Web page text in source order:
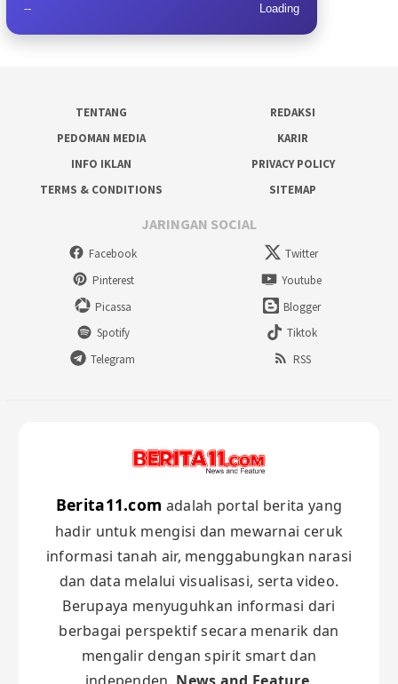
-- Loading
TENTANG
REDAKSI
PEDOMAN MEDIA
KARIR
INFO IKLAN
PRIVACY POLICY
TERMS & CONDITIONS
SITEMAP
JARINGAN SOCIAL
Facebook
Twitter
Pinterest
Youtube
Picassa
Blogger
Spotify
Tiktok
Telegram
RSS
Berita11.com adalah portal berita yang
hadir untuk mengisi dan mewarnai ceruk
informasi tanah air, menggabungkan narasi
dan data melalui visualisasi, serta video.
Berupaya menyuguhkan informasi dari
berbagai perspektif secara menarik dan
mengalir dengan spirit smart dan